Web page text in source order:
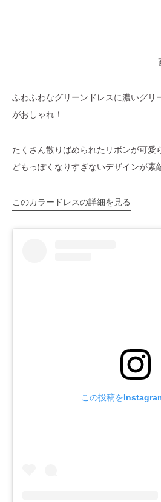
ふわふわなグリーンドレスに濃いグリ
がおしゃれ！
たくさん散りばめられたリボンが可愛
どもっぽくなりすぎないデザインが素
このカラードレスの詳細を見る
この投稿を